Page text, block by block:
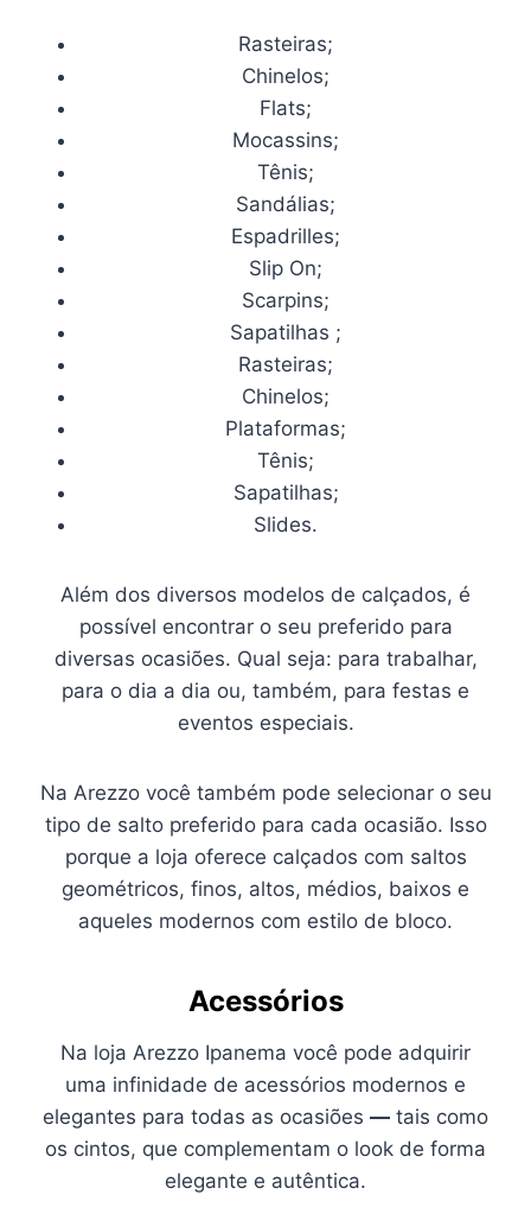
Rasteiras;
Chinelos;
Flats;
Mocassins;
Tênis;
Sandálias;
Espadrilles;
Slip On;
Scarpins;
Sapatilhas ;
Rasteiras;
Chinelos;
Plataformas;
Tênis;
Sapatilhas;
Slides.
Além dos diversos modelos de calçados, é
possível encontrar o seu preferido para
diversas ocasiões. Qual seja: para trabalhar,
para o dia a dia ou, também, para festas e
eventos especiais.
Na Arezzo você também pode selecionar o seu
tipo de salto preferido para cada ocasião. Isso
porque a loja oferece calçados com saltos
geométricos, finos, altos, médios, baixos e
aqueles modernos com estilo de bloco.
Acessórios
Na loja Arezzo Ipanema você pode adquirir
uma infinidade de acessórios modernos e
elegantes para todas as ocasiões — tais como
os cintos, que complementam o look de forma
elegante e autêntica.